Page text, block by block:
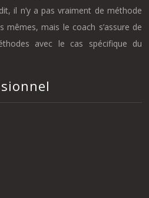
il n’y a pas vraiment de méthode
mêmes, mais le coach s’assure de
avec le cas spécifique du